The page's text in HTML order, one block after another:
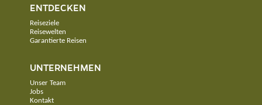
ENTDECKEN
Reiseziele
Reisewelten
Garantierte Reisen
UNTERNEHMEN
Unser Team
Jobs
Kontakt